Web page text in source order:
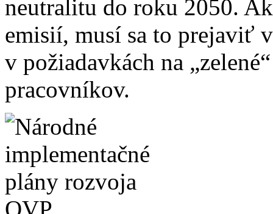
neutralitu do roku 2050.
emisií, musí sa to prejaviť
v požiadavkách na
pracovníkov.